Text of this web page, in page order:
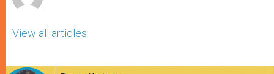
View all articles